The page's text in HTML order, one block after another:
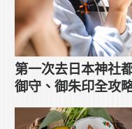
第一次去日本神社
御守、御朱印全攻